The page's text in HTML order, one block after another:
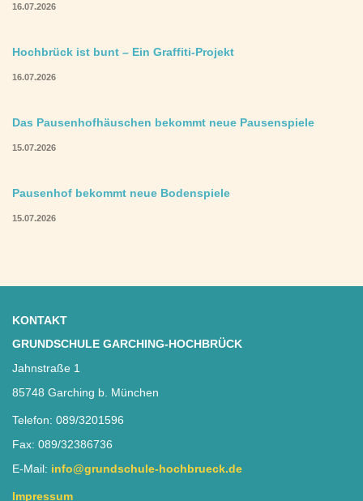
16.07.2026
Hochbrück ist bunt – Ein Graffiti-Projekt
16.07.2026
Das Pausenhofhäuschen bekommt neue Pausenspiele
15.07.2026
Pausenhof bekommt neue Bodenspiele
15.07.2026
KONTAKT
GRUNDSCHULE GARCHING-HOCHBRÜCK
Jahnstraße 1
85748 Garching b. München
Telefon: 089/3201596
Fax: 089/32386736
E-Mail: info@grundschule-hochbrueck.de
Impressum